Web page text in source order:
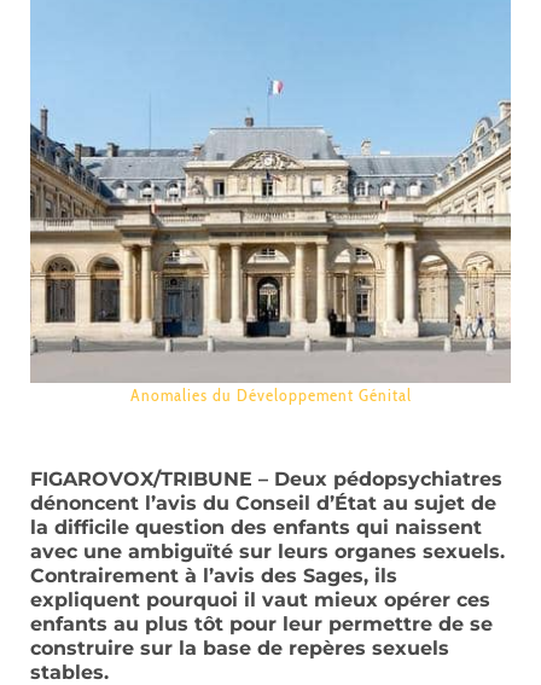
Anomalies du Développement Génital
FIGAROVOX/TRIBUNE – Deux pédopsychiatres
dénoncent l’avis du Conseil d’État au sujet de
la difficile question des enfants qui naissent
avec une ambiguïté sur leurs organes sexuels.
Contrairement à l’avis des Sages, ils
expliquent pourquoi il vaut mieux opérer ces
enfants au plus tôt pour leur permettre de se
construire sur la base de repères sexuels
stables.